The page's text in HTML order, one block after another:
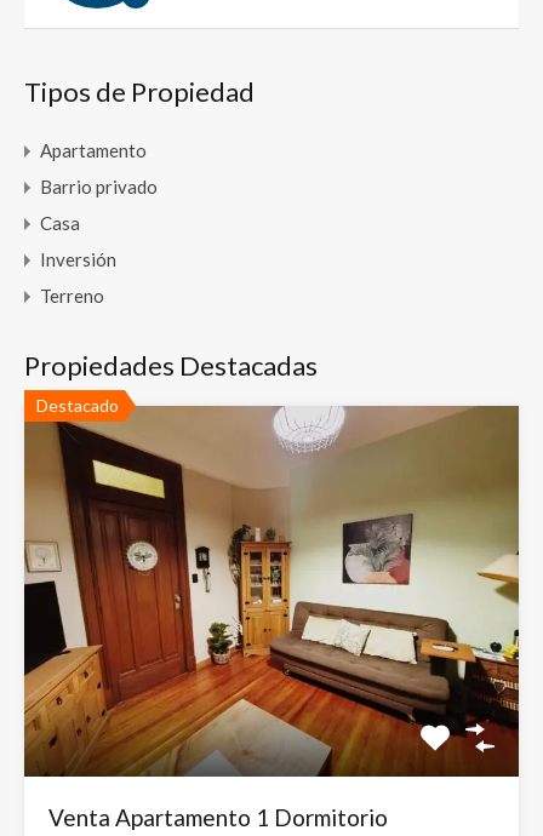
Tipos de Propiedad
Apartamento
Barrio privado
Casa
Inversión
Terreno
Propiedades Destacadas
Destacado
Venta Apartamento 1 Dormitorio